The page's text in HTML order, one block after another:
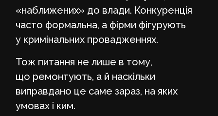
«наближених» до влади. Конкуренція
часто формальна, а фірми фігурують
у кримінальних провадженнях.
Тож питання не лише в тому,
що ремонтують, а й наскільки
виправдано це саме зараз, на яких
умовах і ким.